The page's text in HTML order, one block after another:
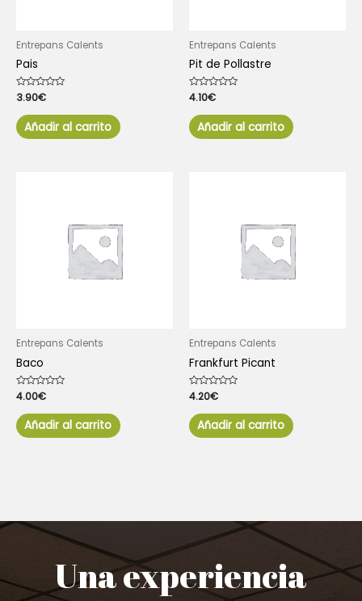
Entrepans Calents
Pais
Valorado
con
de
5
3.90€
Añadir al carrito
Entrepans Calents
Pit de Pollastre
Valorado
con
de
5
4.10€
Añadir al carrito
Entrepans Calents
Baco
Valorado
con
de
5
4.00€
Añadir al carrito
Entrepans Calents
Frankfurt Picant
Valorado
con
de
5
4.20€
Añadir al carrito
Una experiencia